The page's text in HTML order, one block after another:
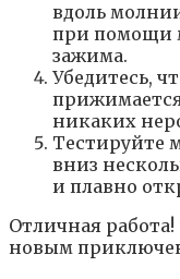
вдоль
при помощи
зажима.
Убедитесь,
никаких
Тестируйте
вниз
и плавно
Отличная
новым